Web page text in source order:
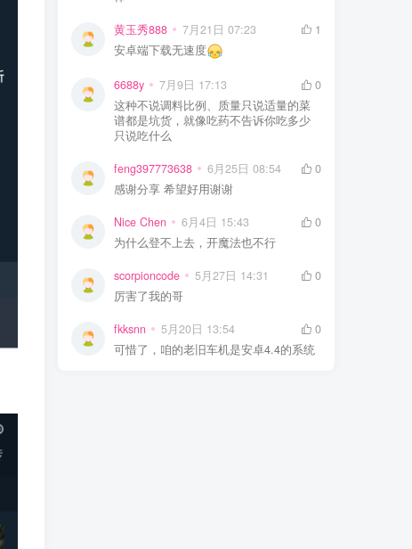
黄玉秀888 7月21日 07:23
1
安卓端下载无速度
6688y 7月9日 17:13
0
这种不说调料比例、质量只说适量的菜
谱都是坑货，就像吃药不告诉你吃多少
只说吃什么
feng397773638 6月25日 08:54
0
感谢分享 希望好用谢谢
Nice Chen 6月4日 15:43
0
为什么登不上去，开魔法也不行
scorpioncode 5月27日 14:31
0
厉害了我的哥
fkksnn 5月20日 13:54
0
可惜了，咱的老旧车机是安卓4.4的系统